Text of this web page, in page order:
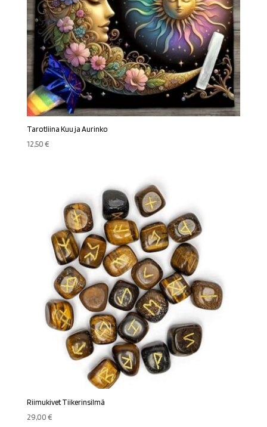
Tarotliina Kuu ja Aurinko
12,50€
Riimukivet Tiikerinsilmä
29,00€